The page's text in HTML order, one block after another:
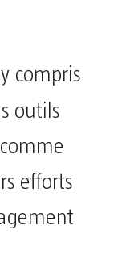
compris
outils
efforts